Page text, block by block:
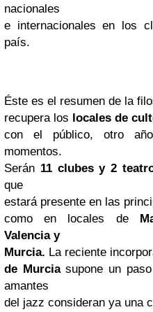
nacionales
e internacionales en los
país.
Éste es el resumen de la
recupera los locales de
con el público, otro
momentos.
Serán 11 clubes y 2
que
estará presente en las
como en locales de
Valenciay
Murcia. La reciente
de Murciasupone un
amantes
del jazz consideran ya una